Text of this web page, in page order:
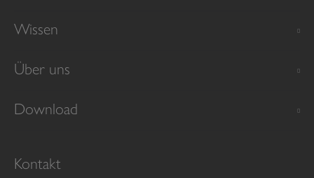
Wissen
Über uns
Download
Kontakt